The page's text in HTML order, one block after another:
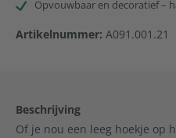
Opvouwbaar en decoratief –
Artikelnummer: A091.001.21
Beschrijving
Of je nou een leeg hoekje op